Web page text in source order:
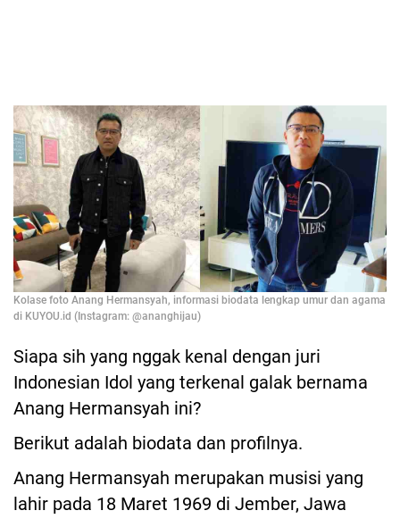
Kolase foto Anang Hermansyah, informasi biodata lengkap umur dan agama
di KUYOU.id (Instagram: @ananghijau)
Siapa sih yang nggak kenal dengan juri
Indonesian Idol yang terkenal galak bernama
Anang Hermansyah ini?
Berikut adalah biodata dan profilnya.
Anang Hermansyah merupakan musisi yang
lahir pada 18 Maret 1969 di Jember, Jawa